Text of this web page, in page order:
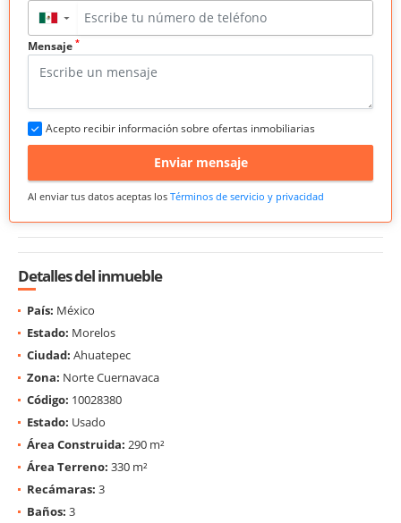
▼
Mensaje *
Acepto recibir información sobre ofertas inmobiliarias
Enviar mensaje
Al enviar tus datos aceptas los Términos de servicio y privacidad
Detalles del inmueble
País: México
Estado: Morelos
Ciudad: Ahuatepec
Zona: Norte Cuernavaca
Código: 10028380
Estado: Usado
Área Construida: 290 m²
Área Terreno: 330 m²
Recámaras: 3
Baños: 3